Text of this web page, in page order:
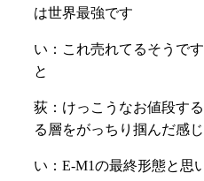
は世界最強です
い：これ売れてるそうで
と
荻：けっこうなお値段す
る層をがっちり掴んだ感じ
い：E-M1の最終形態と思